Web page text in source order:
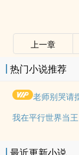
上一章
热门小说推荐
老师别哭请
我在平行世界当王